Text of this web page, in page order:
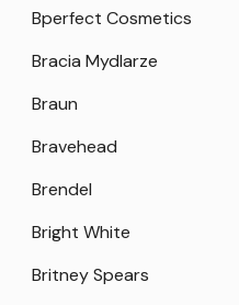
Bperfect Cosmetics
Bracia Mydlarze
Braun
Bravehead
Brendel
Bright White
Britney Spears